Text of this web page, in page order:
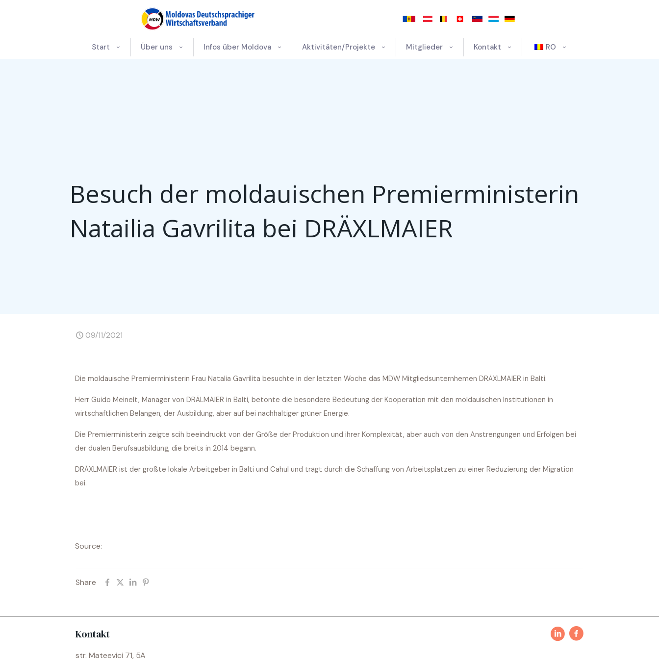
Start Über uns Infos über Moldova Aktivitäten/Projekte Mitglieder Kontakt RO
Besuch der moldauischen Premierministerin
Natailia Gavrilita bei DRÄXLMAIER
09/11/2021
Die moldauische Premierministerin Frau Natalia Gavrilita besuchte in der letzten Woche das MDW Mitgliedsunternhemen DRÄXLMAIER in Balti.
Herr Guido Meinelt, Manager von DRÄLMAIER in Balti, betonte die besondere Bedeutung der Kooperation mit den moldauischen Institutionen in
wirtschaftlichen Belangen, der Ausbildung, aber auf bei nachhaltiger grüner Energie.
Die Premierministerin zeigte scih beeindruckt von der Größe der Produktion und ihrer Komplexität, aber auch von den Anstrengungen und Erfolgen bei
der dualen Berufsausbildung, die breits in 2014 begann.
DRÄXLMAIER ist der größte lokale Arbeitgeber in Balti und Cahul und trägt durch die Schaffung von Arbeitsplätzen zu einer Reduzierung der Migration
bei.
Source:
Share
Kontakt
str. Mateevici 71, 5A